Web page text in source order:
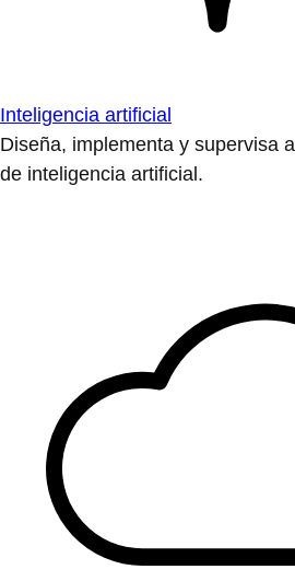
Inteligencia artificial
Diseña, implementa y supervisa
de inteligencia artificial.